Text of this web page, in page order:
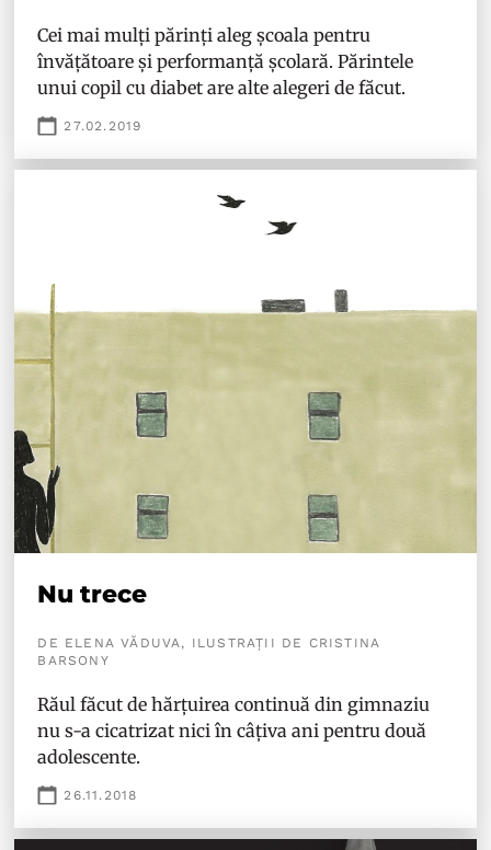
Cei mai mulți părinți aleg școala pentru
învățătoare și performanță școlară. Părintele
unui copil cu diabet are alte alegeri de făcut.
27.02.2019
Nu trece
DE ELENA VĂDUVA, ILUSTRAȚII DE CRISTINA
BARSONY
Răul făcut de hărțuirea continuă din gimnaziu
nu s-a cicatrizat nici în câțiva ani pentru două
adolescente.
26.11.2018